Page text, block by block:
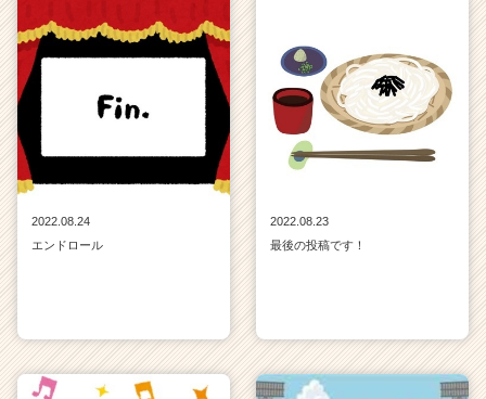
2022.08.24
エンドロール
2022.08.23
最後の投稿です！